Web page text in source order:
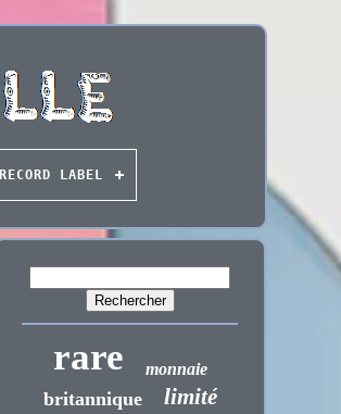
RECORD LABEL
rare monnaie
britannique limité